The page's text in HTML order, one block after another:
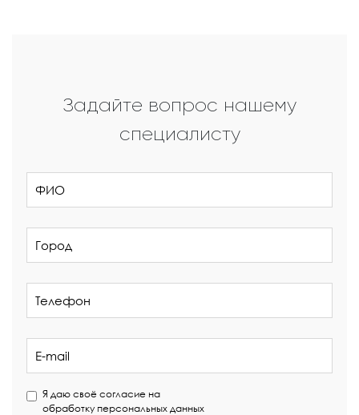
Задайте вопрос нашему
специалисту
Я даю своё согласие на
обработку персональных данных